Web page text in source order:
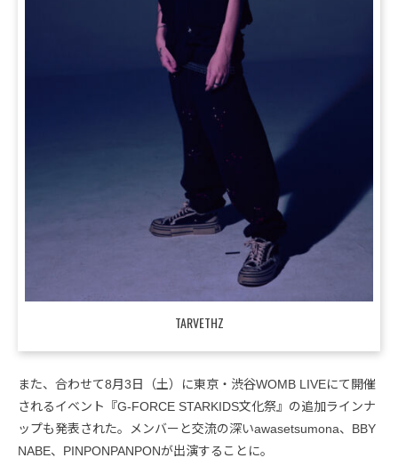
TARVETHZ
また、合わせて8月3日（土）に東京・渋谷WOMB LIVEにて開催
されるイベント『G-FORCE STARKIDS文化祭』の追加ラインナ
ップも発表された。メンバーと交流の深いawasetsumona、BBY
NABE、PINPONPANPONが出演することに。